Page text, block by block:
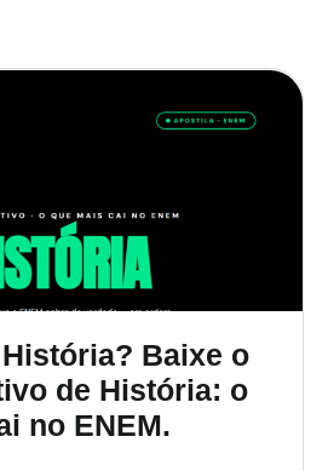
Declarou a separação das Treze
1776: Declaração de
Baixe o
de História: o
no ENEM.